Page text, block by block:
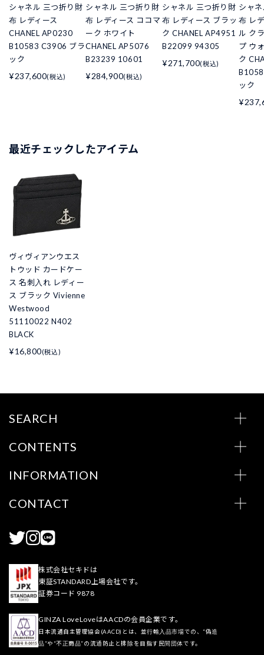
シャネル 三つ折り財
布 レディース
CHANEL AP0230
B10583 C3906 ブラ
ック
¥237,600(税込)
シャネル 三つ折り財
布 レディース ココマ
ーク ホワイト
CHANEL AP5076
B23239 10601
¥284,900(税込)
シャネル 三つ折り財
布 レディース ブラッ
ク CHANEL AP4951
B22099 94305
¥271,700(税込)
シャ
布 レ
ル ク
プ ウ
ク
ック
最近チェックしたアイテム
ヴィヴィアンウエス
トウッド カードケー
ス 名刺入れ レディー
ス ブラック Vivienne
Westwood
51110022 N402
BLACK
¥16,800(税込)
SEARCH
CONTENTS
INFORMATION
CONTACT
株式会社セキドは
東証STANDARD上場会社です。
証券コード 9878
GINZA LoveLoveはAACDの会員企業です。
日本流通自主管理協会(AACD)とは、並行輸入品市場での、“偽造
品”や“不正商品”の流通防止と排除を目指す民間団体です。